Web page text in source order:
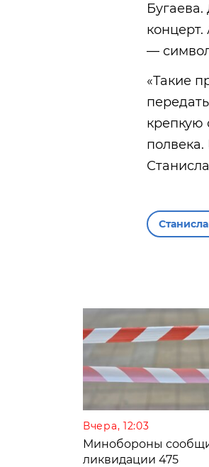
—
«Такие
крепкую
Вчера, 12:03
Минобороны
ликвидации 475